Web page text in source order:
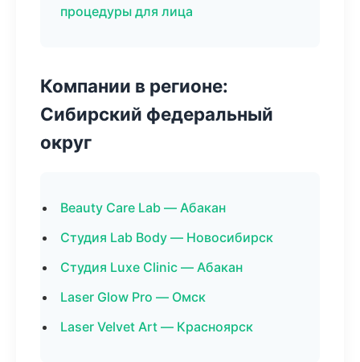
процедуры для лица
Компании в регионе:
Сибирский федеральный
округ
Beauty Care Lab — Абакан
Студия Lab Body — Новосибирск
Студия Luxe Clinic — Абакан
Laser Glow Pro — Омск
Laser Velvet Art — Красноярск